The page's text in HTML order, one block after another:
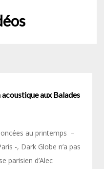
acoustique aux Balades
au printemps –
-, Dark Globe n’a pas
parisien d’Alec